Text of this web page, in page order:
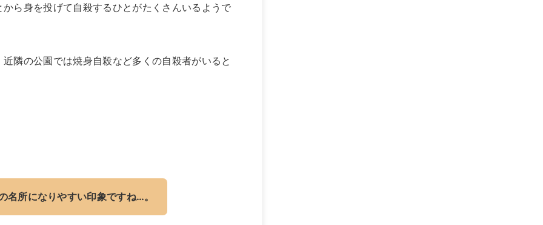
ら身を投げて自殺するひとがたくさんいるようで
隣の公園では焼身自殺など多くの自殺者がいると
名所になりやすい印象ですね…。